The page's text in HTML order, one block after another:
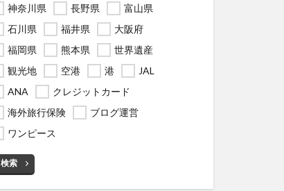
神奈川県
長野県
富山県
石川県
福井県
大阪府
福岡県
熊本県
世界遺産
観光地
空港 港
JAL
ANA
クレジットカード
海外旅行保険
ブログ運営
ワンピース
検索